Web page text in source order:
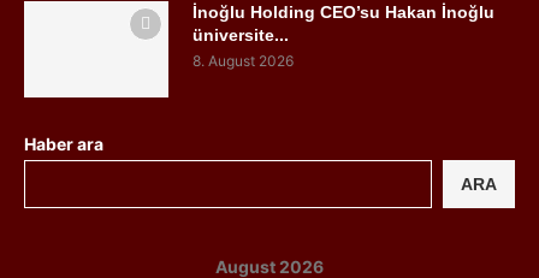
İnoğlu Holding CEO’su Hakan İnoğlu
üniversite...
8. August 2026
Haber ara
ARA
August 2026